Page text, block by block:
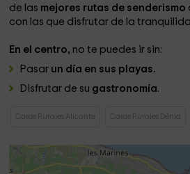
de las mejores rutas de senderismo
con las que disfrutar de la
En el centro, no te puedes ir sin:
Pasar un día en sus playas.
Disfrutar de su gastronomía.
Casas Rurales Alicante Casas Rurales Dénia